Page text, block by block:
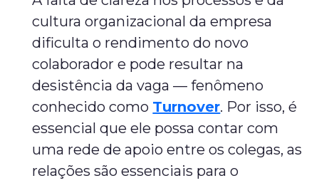
cultura organizacional da empresa
dificulta o rendimento do novo
colaborador e pode resultar na
desistência da vaga — fenômeno
conhecido como Turnover. Por isso, é
essencial que ele possa contar com
uma rede de apoio entre os colegas, as
relações são essenciais para o